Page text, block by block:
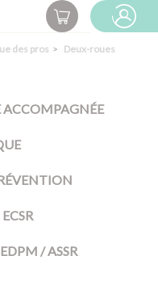
des pros
Deux-roues
/ ASSR